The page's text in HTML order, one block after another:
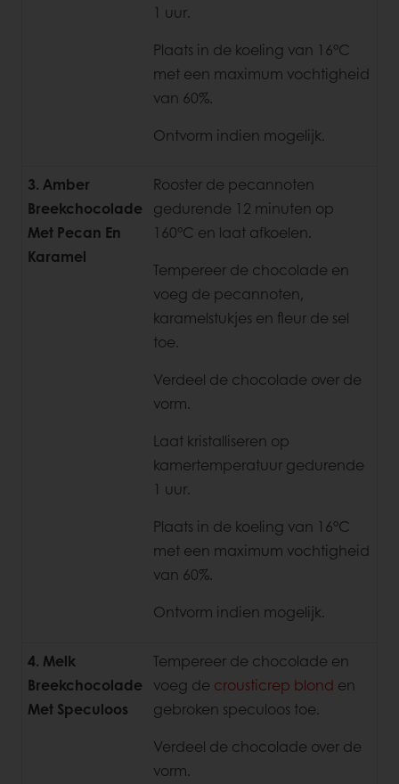
1 uur.
Plaats in de koeling van 16°C
met een maximum vochtigheid
van 60%.
Ontvorm indien mogelijk.
3. Amber
Breekchocolade
Met Pecan En
Karamel
Rooster de pecannoten
gedurende 12 minuten op
160°C en laat afkoelen.
Tempereer de chocolade en
voeg de pecannoten,
karamelstukjes en fleur de sel
toe.
Verdeel de chocolade over de
vorm.
Laat kristalliseren op
kamertemperatuur gedurende
1 uur.
Plaats in de koeling van 16°C
met een maximum vochtigheid
van 60%.
Ontvorm indien mogelijk.
4. Melk
Breekchocolade
Met Speculoos
Tempereer de chocolade en
voeg de crousticrep blond en
gebroken speculoos toe.
Verdeel de chocolade over de
vorm.